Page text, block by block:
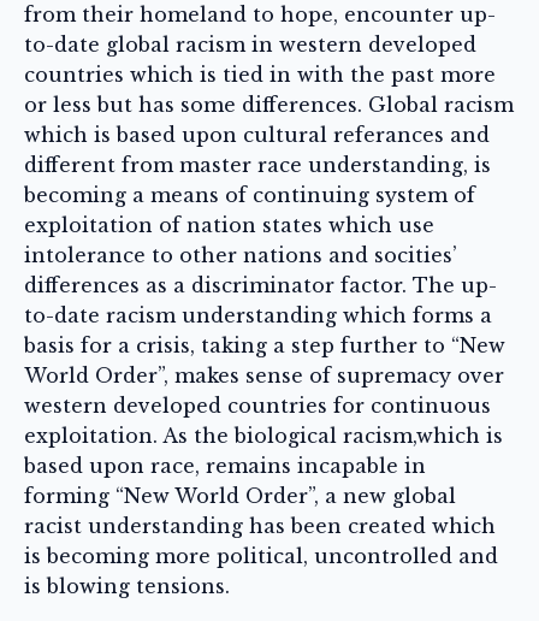
from their homeland to hope, encounter up-
to-date global racism in western developed
countries which is tied in with the past more
or less but has some differences. Global racism
which is based upon cultural referances and
different from master race understanding, is
becoming a means of continuing system of
exploitation of nation states which use
intolerance to other nations and socities’
differences as a discriminator factor. The up-
to-date racism understanding which forms a
basis for a crisis, taking a step further to “New
World Order”, makes sense of supremacy over
western developed countries for continuous
exploitation. As the biological racism,which is
based upon race, remains incapable in
forming “New World Order”, a new global
racist understanding has been created which
is becoming more political, uncontrolled and
is blowing tensions.